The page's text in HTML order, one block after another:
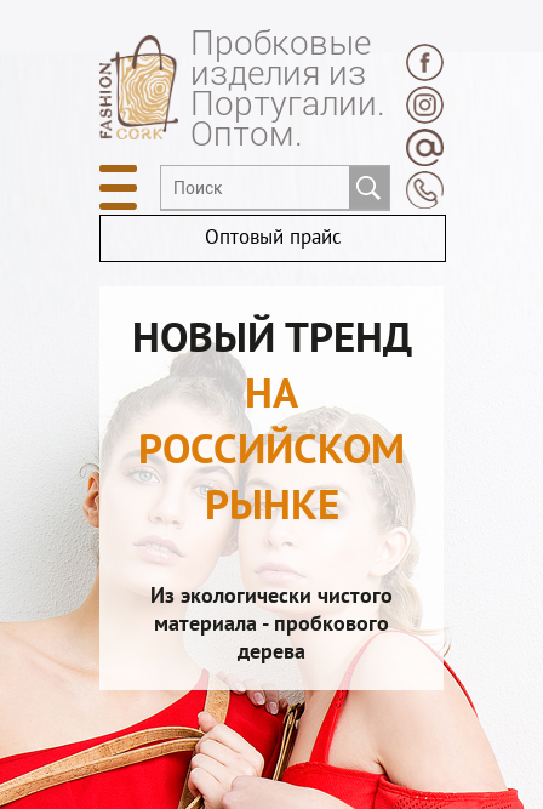
Пробковые
изделия из
Португалии.
Оптом.
Оптовый прайс
НОВЫЙ ТРЕНД
НА
РОССИЙСКОМ
РЫНКЕ
Из экологически чистого
материала - пробкового
дерева